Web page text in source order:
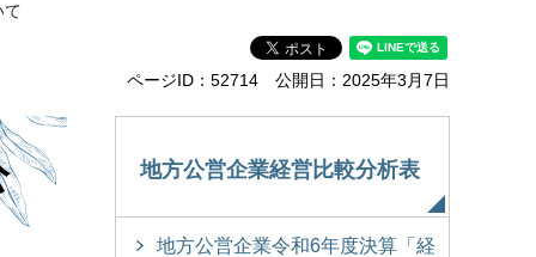
て
ページID：52714 公開日：2025年3月7日
地方公営企業経営比較分析表
地方公営企業令和6年度決算「経